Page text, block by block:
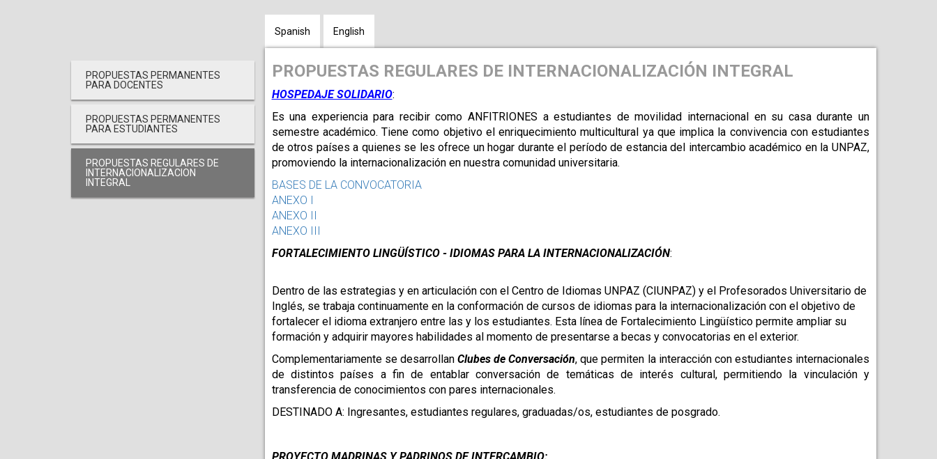
PROPUESTAS PERMANENTES
PARA DOCENTES
PROPUESTAS PERMANENTES
PARA ESTUDIANTES
PROPUESTAS REGULARES DE
INTERNACIONALIZACION
INTEGRAL
English
Spanish
PROPUESTAS REGULARES DE INTERNACIONALIZACIÓN INTEGRAL
HOSPEDAJE SOLIDARIO:
Es una experiencia para recibir como ANFITRIONES a estudiantes de movilidad internacional en su casa durante un
semestre académico. Tiene como objetivo el enriquecimiento multicultural ya que implica la convivencia con estudiantes
de otros países a quienes se les ofrece un hogar durante el período de estancia del intercambio académico en la UNPAZ,
promoviendo la internacionalización en nuestra comunidad universitaria.
BASES DE LA CONVOCATORIA
ANEXO I
ANEXO II
ANEXO III
FORTALECIMIENTO LINGÜÍSTICO - IDIOMAS PARA LA INTERNACIONALIZACIÓN:
Dentro de las estrategias y en articulación con el Centro de Idiomas UNPAZ (CIUNPAZ) y el Profesorados Universitario de
Inglés, se trabaja continuamente en la conformación de cursos de idiomas para la internacionalización con el objetivo de
fortalecer el idioma extranjero entre las y los estudiantes. Esta línea de Fortalecimiento Lingüístico permite ampliar su
formación y adquirir mayores habilidades al momento de presentarse a becas y convocatorias en el exterior.
Complementariamente se desarrollan Clubes de Conversación, que permiten la interacción con estudiantes internacionales
de distintos países a fin de entablar conversación de temáticas de interés cultural, permitiendo la vinculación y
transferencia de conocimientos con pares internacionales.
DESTINADO A: Ingresantes, estudiantes regulares, graduadas/os, estudiantes de posgrado.
PROYECTO MADRINAS Y PADRINOS DE INTERCAMBIO: